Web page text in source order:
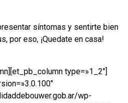
síntomas y sentirte bien
por eso, ¡Quedate en casa!
type=»1_2″]
wp-